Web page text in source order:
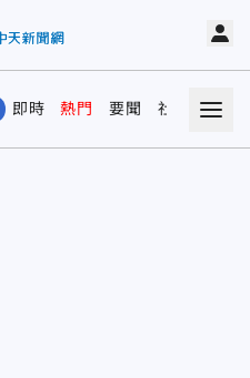
即時 熱門 要聞 社會 娛樂